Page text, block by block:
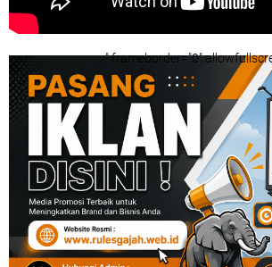
" frameborder="0"